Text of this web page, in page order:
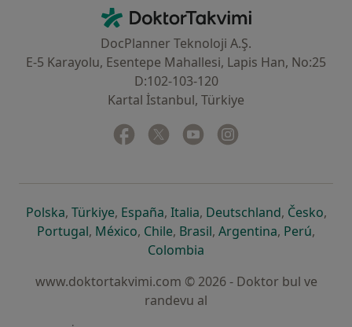
DoktorTakvimi - Ana Sayfa
DocPlanner Teknoloji A.Ş.
E-5 Karayolu, Esentepe Mahallesi, Lapis Han, No:25
D:102-103-120
Kartal İstanbul, Türkiye
Facebook
yeni bir sekmede açılır
Twitter
yeni bir sekmede açılır
Youtube
yeni bir sekmede açılır
Polskayeni bir sekmede açılır
, Türkiyeyeni bir sekmede açılır
, Españayeni bir sekmede açılır
, Italiayeni bir sekmede açılır
, Deutschlandyeni bir
, Českoyeni
,
Portugalyeni bir sekmede açılır
, Méxicoyeni bir sekmede açılır
, Chileyeni bir sekmede açılır
, Brasilyeni bir sekmede açılır
, Argentinayeni bir
, Perúyeni
,
Colombia
www.doktortakvimi.com © 2026 - Doktor bul ve
randevu al